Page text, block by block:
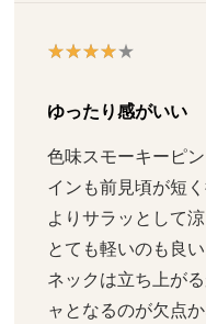
ゆったり感がいい
色味スモーキーピ
インも前見頃が短
よりサラッとして涼
とても軽いのも良い
ネックは立ち上が
ャとなるのが欠点か